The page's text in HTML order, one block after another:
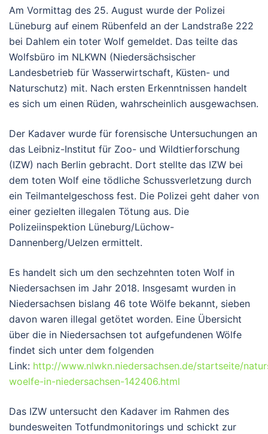
Am Vormittag des 25. August wurde der Polizei
Lüneburg auf einem Rübenfeld an der Landstraße 222
bei Dahlem ein toter Wolf gemeldet. Das teilte das
Wolfsbüro im NLKWN (Niedersächsischer
Landesbetrieb für Wasserwirtschaft, Küsten- und
Naturschutz) mit. Nach ersten Erkenntnissen handelt
es sich um einen Rüden, wahrscheinlich ausgewachsen.
Der Kadaver wurde für forensische Untersuchungen an
das Leibniz-Institut für Zoo- und Wildtierforschung
(IZW) nach Berlin gebracht. Dort stellte das IZW bei
dem toten Wolf eine tödliche Schussverletzung durch
ein Teilmantelgeschoss fest. Die Polizei geht daher von
einer gezielten illegalen Tötung aus. Die
Polizeiinspektion Lüneburg/Lüchow-
Dannenberg/Uelzen ermittelt.
Es handelt sich um den sechzehnten toten Wolf in
Niedersachsen im Jahr 2018. Insgesamt wurden in
Niedersachsen bislang 46 tote Wölfe bekannt, sieben
davon waren illegal getötet worden. Eine Übersicht
über die in Niedersachsen tot aufgefundenen Wölfe
findet sich unter dem folgenden
Link: http://www.nlwkn.niedersachsen.de/startseite/
woelfe-in-niedersachsen-142406.html
Das IZW untersucht den Kadaver im Rahmen des
bundesweiten Totfundmonitorings und schickt zur